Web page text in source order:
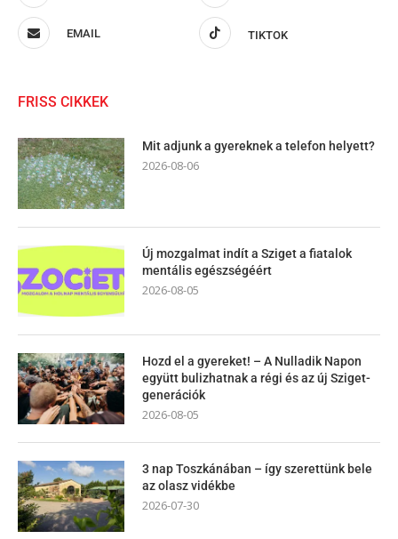
EMAIL TIKTOK
FRISS CIKKEK
Mit adjunk a gyereknek a telefon helyett?
2026-08-06
Új mozgalmat indít a Sziget a fiatalok
mentális egészségéért
2026-08-05
Hozd el a gyereket! – A Nulladik Napon
együtt bulizhatnak a régi és az új Sziget-
generációk
2026-08-05
3 nap Toszkánában – így szerettünk bele
az olasz vidékbe
2026-07-30